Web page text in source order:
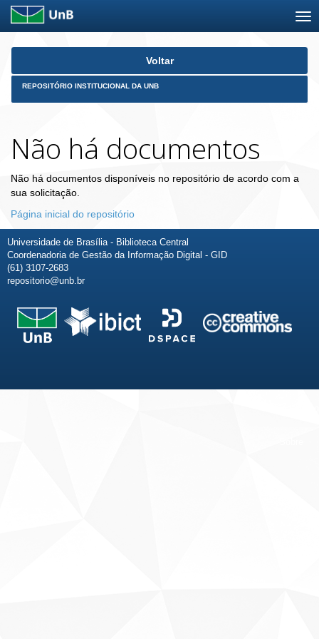
Skip
Voltar
REPOSITÓRIO INSTITUCIONAL DA UNB
Não há documentos
Não há documentos disponíveis no repositório de acordo com a
sua solicitação.
Página inicial do repositório
Universidade de Brasília - Biblioteca Central
Coordenadoria de Gestão da Informação Digital - GID
(61) 3107-2683
repositorio@unb.br